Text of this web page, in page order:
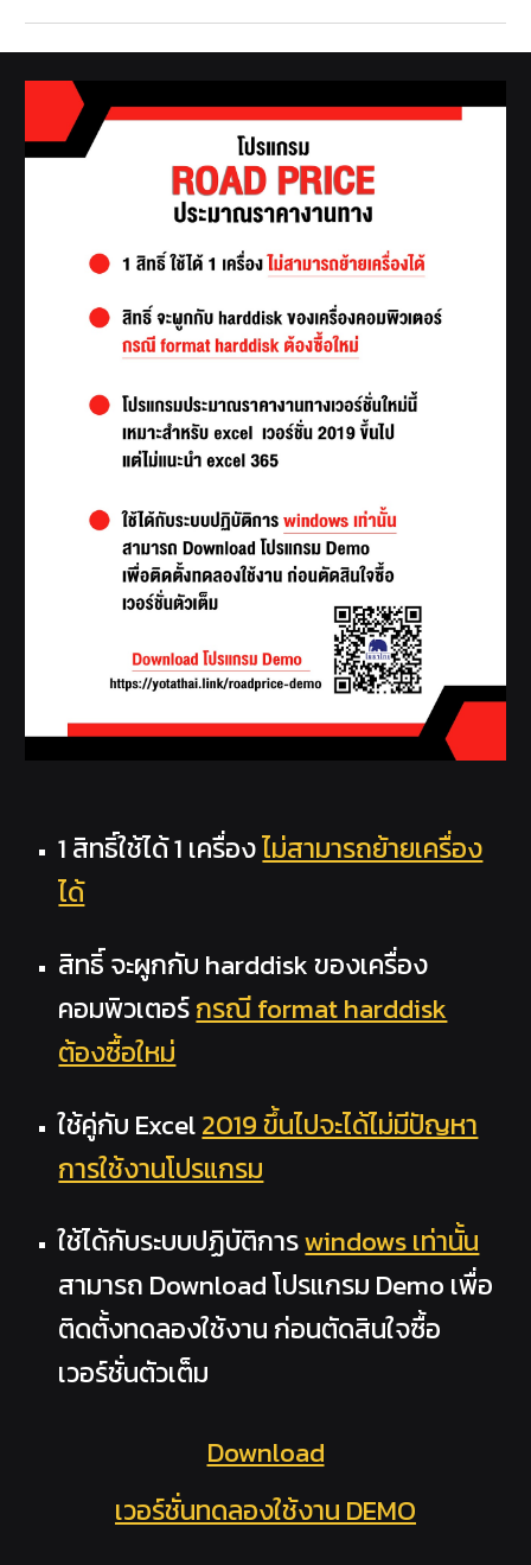
1 สิทธิ์ใช้ได้ 1 เครื่องไม่สามารถย้ายเครื่อง
ได้
สิทธิ์ จะผูกกับ harddisk ของเครื่อง
คอมพิวเตอร์กรณี format harddisk
ต้องซื้อใหม่
ใช้คู่กับ Excel2019 ขึ้นไปจะได้ไม่มีปัญหา
การใช้งานโปรแกรม
ใช้ได้กับระบบปฏิบัติการwindows เท่านั้น
สามารถ Download โปรแกรม Demo เพื่อ
ติดตั้งทดลองใช้งาน ก่อนตัดสินใจซื้อ
เวอร์ชั่นตัวเต็ม
Download
เวอร์ชั่นทดลองใช้งาน DEMO